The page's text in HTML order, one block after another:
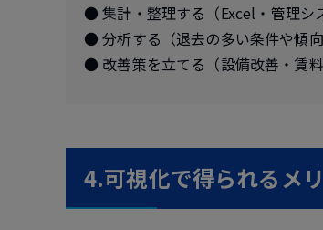
● 集計・整理する（Excel・管理シ
● 分析する（退去の多い条件や傾向
● 改善策を立てる（設備改善・賃
4.可視化で得られるメ